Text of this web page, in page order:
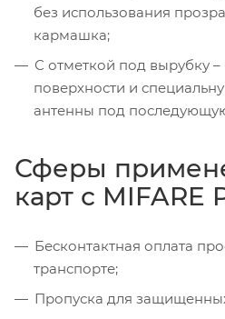
без использования
кармашка;
С отметкой под вырубку –
поверхности и
антенны под
Сферы
карт с MIFARE
Бесконтактная оплата
транспорте;
Пропуска для